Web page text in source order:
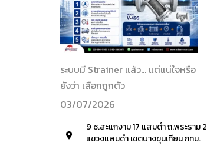
ระบบมี Strainer แล้ว… แต่แน่ใจหรือ
ยังว่า เลือกถูกตัว
03/07/2026
9 ซ.สะแกงาม 17 แสมดำ ถ.พระราม 2
แขวงแสมดำ เขตบางขุนเทียน กทม.